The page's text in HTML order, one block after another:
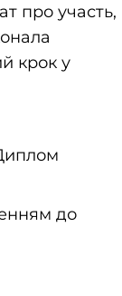
про участь,
крок у
до